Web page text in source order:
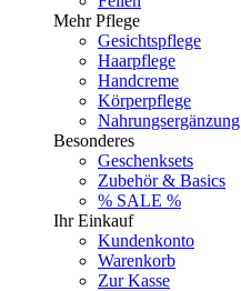
Mehr Pflege
Gesichtspflege
Haarpflege
Handcreme
Körperpflege
Nahrungsergänzung
Besonderes
Geschenksets
Zubehör & Basics
% SALE %
Ihr Einkauf
Kundenkonto
Warenkorb
Zur Kasse